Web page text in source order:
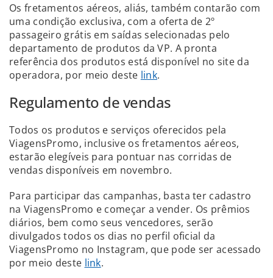
Os fretamentos aéreos, aliás, também contarão com
uma condição exclusiva, com a oferta de 2º
passageiro grátis em saídas selecionadas pelo
departamento de produtos da VP. A pronta
referência dos produtos está disponível no site da
operadora, por meio deste link.
Regulamento de vendas
Todos os produtos e serviços oferecidos pela
ViagensPromo, inclusive os fretamentos aéreos,
estarão elegíveis para pontuar nas corridas de
vendas disponíveis em novembro.
Para participar das campanhas, basta ter cadastro
na ViagensPromo e começar a vender. Os prêmios
diários, bem como seus vencedores, serão
divulgados todos os dias no perfil oficial da
ViagensPromo no Instagram, que pode ser acessado
por meio deste link.